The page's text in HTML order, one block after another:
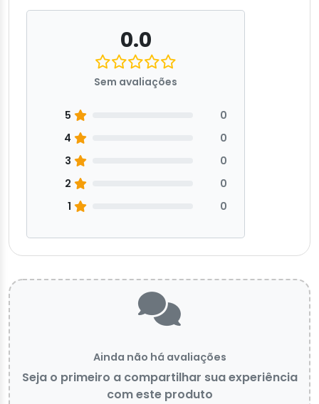
0.0
Sem avaliações
5
0
4
0
3
0
2
0
1
0
Ainda não há avaliações
Seja o primeiro a compartilhar sua experiência
com este produto